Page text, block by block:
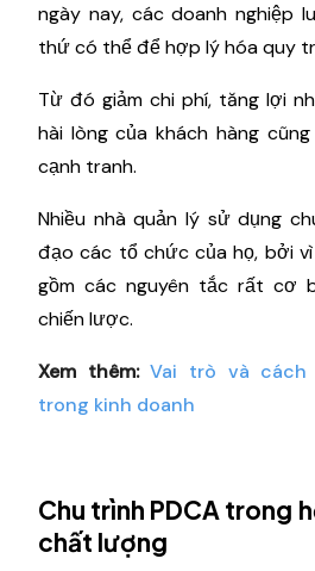
ngày nay, các doanh nghiệp
thứ có thể để hợp lý hóa quy
Từ đó giảm chi phí, tăng lợi
hài lòng của khách hàng
cạnh tranh.
Nhiều nhà quản lý sử dụng
đạo các tổ chức của họ, bởi
gồm các nguyên tắc rất cơ
chiến lược.
Xem thêm: Vai trò và cách
trong kinh doanh
Chu trình PDCA trong
chất lượng